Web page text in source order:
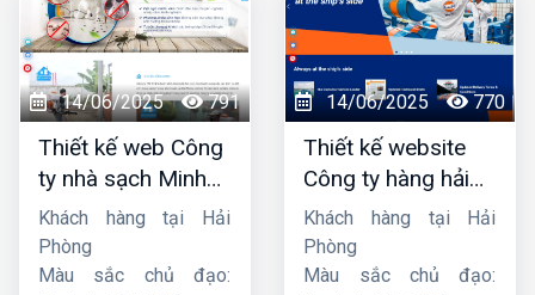
14/06/2025 791
Thiết kế web Công
ty nhà sạch Minh
Dương
Khách hàng tại Hải
Phòng
Màu sắc chủ đạo:
14/06/2025 770
Thiết kế website
Công ty hàng hải
liên minh
Khách hàng tại Hải
Phòng
Màu sắc chủ đạo: